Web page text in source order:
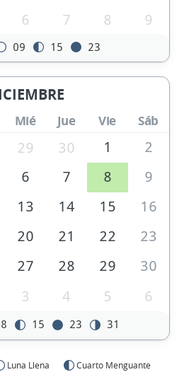
6 7 8 9
09 15 23
Mié Jue Vie Sáb
29 30 1
2
6 7 8
9
13 14 15
16
20 21 22
23
27 28 29
30
3 4 5 6
15 23 31
Luna Llena
Cuarto Menguante